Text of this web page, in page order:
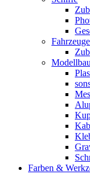
Fahrzeuge
Farben &